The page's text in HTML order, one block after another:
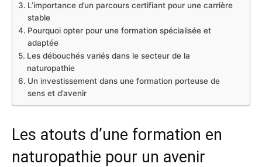
L’importance d’un parcours certifiant pour une carrière
stable
Pourquoi opter pour une formation spécialisée et
adaptée
Les débouchés variés dans le secteur de la
naturopathie
Un investissement dans une formation porteuse de
sens et d’avenir
Les atouts d’une formation en
naturopathie pour un avenir